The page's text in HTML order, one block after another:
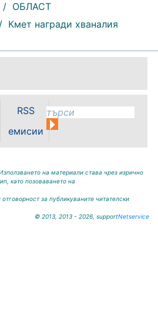
07 10:31:48
и канализация“
своите
ситуация е
в
днес
на
66 11 19 Тел.:
/ ОБЛАСТ
/ Кмет награди хваналия
RSS
емисии
на материали става чрез изрично
като позоваването на
за публикуваните читателски
© 2013, 2013 - 2026, supportNetservice